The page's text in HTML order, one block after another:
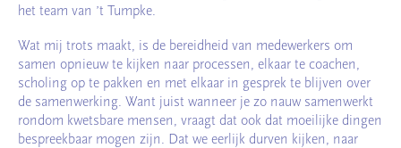
het team van ’t Tumpke.
Wat mij trots maakt, is de bereidheid van medewerkers om
samen opnieuw te kijken naar processen, elkaar te coachen,
scholing op te pakken en met elkaar in gesprek te blijven over
de samenwerking. Want juist wanneer je zo nauw samenwerkt
rondom kwetsbare mensen, vraagt dat ook dat moeilijke dingen
bespreekbaar mogen zijn. Dat we eerlijk durven kijken, naar